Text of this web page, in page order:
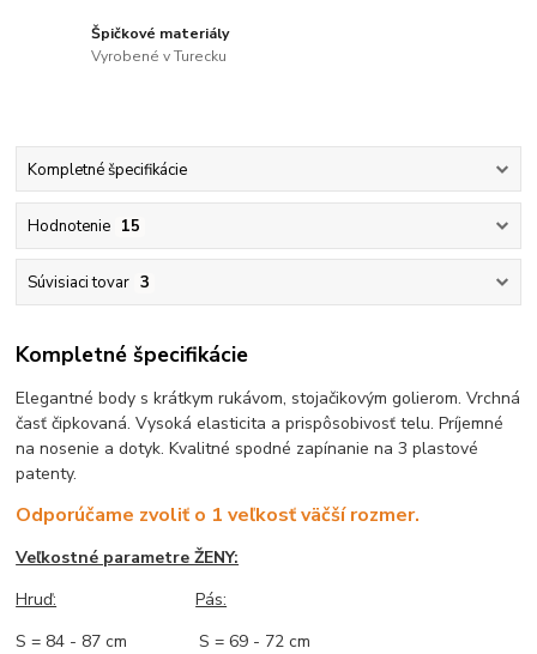
Špičkové materiály
Vyrobené v Turecku
Kompletné špecifikácie
Hodnotenie 15
Súvisiaci tovar 3
Kompletné špecifikácie
Elegantné body s krátkym rukávom, stojačikovým golierom. Vrchná
časť čipkovaná. Vysoká elasticita a prispôsobivosť telu. Príjemné
na nosenie a dotyk. Kvalitné spodné zapínanie na 3 plastové
patenty.
Odporúčame zvoliť o 1 veľkosť väčší rozmer.
Veľkostné parametre ŽENY:
Hruď:
Pás:
S = 84 - 87 cm S = 69 - 72 cm